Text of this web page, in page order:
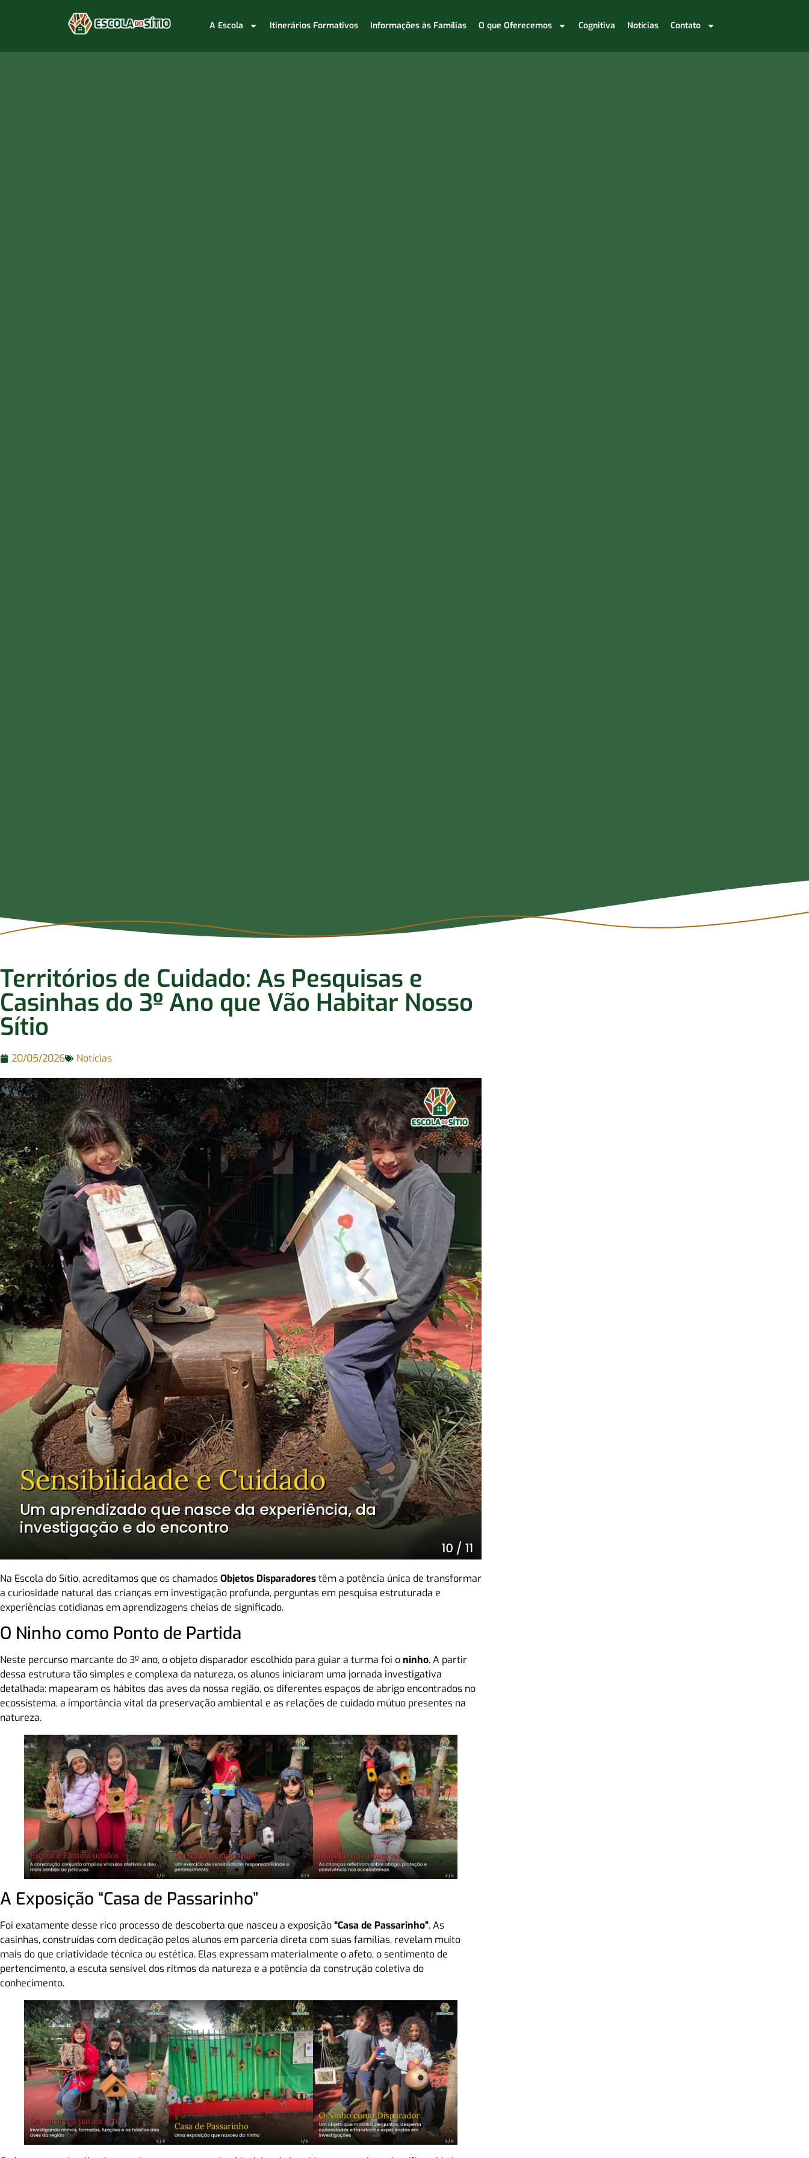
A Escola Itinerários Formativos Informações às Famílias O que Oferecemos Cognitiva Notícias Contato
Territórios de Cuidado: As Pesquisas e
Casinhas do 3º Ano que Vão Habitar Nosso
Sítio
20/05/2026 Notícias
Na Escola do Sítio, acreditamos que os chamadosObjetos Disparadorestêm a potência única de transformar
a curiosidade natural das crianças em investigação profunda, perguntas em pesquisa estruturada e
experiências cotidianas em aprendizagens cheias de significado.
O Ninho como Ponto de Partida
Neste percurso marcante do 3º ano, o objeto disparador escolhido para guiar a turma foi oninho. A partir
dessa estrutura tão simples e complexa da natureza, os alunos iniciaram uma jornada investigativa
detalhada: mapearam os hábitos das aves da nossa região, os diferentes espaços de abrigo encontrados no
ecossistema, a importância vital da preservação ambiental e as relações de cuidado mútuo presentes na
natureza.
A Exposição “Casa de Passarinho”
Foi exatamente desse rico processo de descoberta que nasceu a exposição“Casa de Passarinho”. As
casinhas, construídas com dedicação pelos alunos em parceria direta com suas famílias, revelam muito
mais do que criatividade técnica ou estética. Elas expressam materialmente o afeto, o sentimento de
pertencimento, a escuta sensível dos ritmos da natureza e a potência da construção coletiva do
conhecimento.